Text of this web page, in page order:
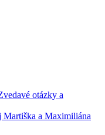
otázky a
Martiška a Maximiliána